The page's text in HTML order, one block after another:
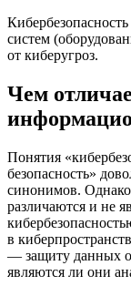
систем
от киберугроз.
Чем
Понятия
безопасность»
синонимов.
различаются и не
в
― защиту данных
являются ли они